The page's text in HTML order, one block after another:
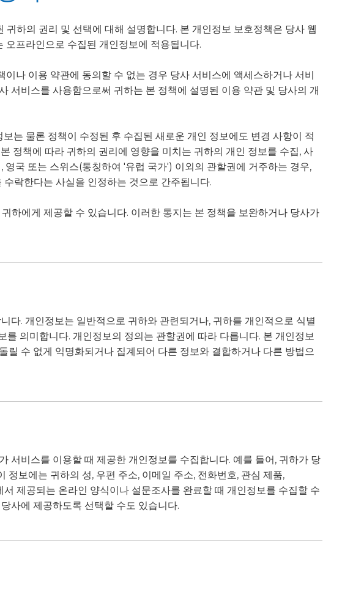
하의 권리 및 선택에 대해 설명합니다. 본 개인정보 보호정책은 당사 웹
프라인으로 수집된 개인정보에 적용됩니다.
나 이용 약관에 동의할 수 없는 경우 당사 서비스에 액세스하거나 서비
서비스를 사용함으로써 귀하는 본 정책에 설명된 이용 약관 및 당사의 개
는 물론 정책이 수정된 후 수집된 새로운 개인 정보에도 변경 사항이 적
정책에 따라 귀하의 권리에 영향을 미치는 귀하의 개인 정보를 수집, 사
국 또는 스위스(통칭하여 '유럽 국가') 이외의 관할권에 거주하는 경우,
락한다는 사실을 인정하는 것으로 간주됩니다.
하에게 제공할 수 있습니다. 이러한 통지는 본 정책을 보완하거나 당사가
다. 개인정보는 일반적으로 귀하와 관련되거나, 귀하를 개인적으로 식별
의미합니다. 개인정보의 정의는 관할권에 따라 다릅니다. 본 개인정보
수 없게 익명화되거나 집계되어 다른 정보와 결합하거나 다른 방법으
서비스를 이용할 때 제공한 개인정보를 수집합니다. 예를 들어, 귀하가 당
보에는 귀하의 성, 우편 주소, 이메일 주소, 전화번호, 관심 제품,
제공되는 온라인 양식이나 설문조사를 완료할 때 개인정보를 수집할 수
사에 제공하도록 선택할 수도 있습니다.